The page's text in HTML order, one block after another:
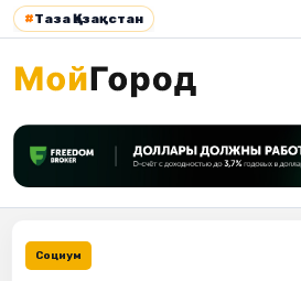
#Таза Қазақстан
Социум